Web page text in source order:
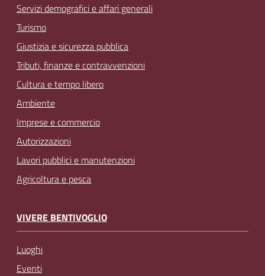
Servizi demografici e affari generali
Turismo
Giustizia e sicurezza pubblica
Tributi, finanze e contravvenzioni
Cultura e tempo libero
Ambiente
Imprese e commercio
Autorizzazioni
Lavori pubblici e manutenzioni
Agricoltura e pesca
VIVERE BENTIVOGLIO
Luoghi
Eventi